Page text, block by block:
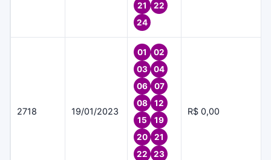
21
22
24
2718 19/01/2023
01
02
03
04
06
07
08
12
15
19
20
21
22
23
R$ 0,00